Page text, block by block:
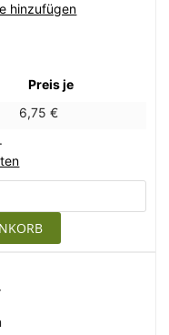
hinzufügen
Preis je
6,75 €